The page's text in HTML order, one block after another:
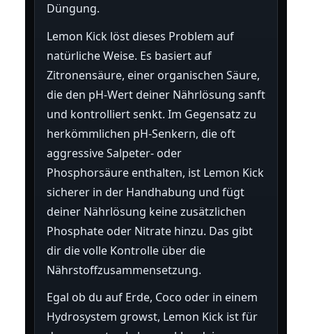
Düngung.
Lemon Kick löst dieses Problem auf
natürliche Weise. Es basiert auf
Zitronensäure, einer organischen Säure,
die den pH-Wert deiner Nährlösung sanft
und kontrolliert senkt. Im Gegensatz zu
herkömmlichen pH-Senkern, die oft
aggressive Salpeter- oder
Phosphorsäure enthalten, ist Lemon Kick
sicherer in der Handhabung und fügt
deiner Nährlösung keine zusätzlichen
Phosphate oder Nitrate hinzu. Das gibt
dir die volle Kontrolle über die
Nährstoffzusammensetzung.
Egal ob du auf Erde, Coco oder in einem
Hydrosystem growst, Lemon Kick ist für